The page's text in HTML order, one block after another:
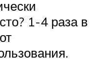
1-4 раза в